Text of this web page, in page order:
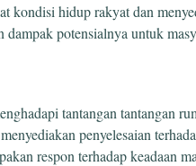
kondisi hidup rakyat dan
potensialnya untuk
tantangan tantangan
penyelesaian
respon terhadap keadaan